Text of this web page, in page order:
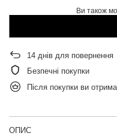
Ви також
14 днів для повернення
Безпечні покупки
Після покупки ви
ОПИС